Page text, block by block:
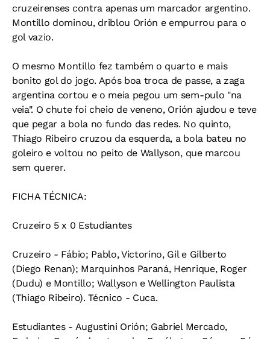
cruzeirenses contra apenas um marcador argentino.
Montillo dominou, driblou Orión e empurrou para o
gol vazio.
O mesmo Montillo fez também o quarto e mais
bonito gol do jogo. Após boa troca de passe, a zaga
argentina cortou e o meia pegou um sem-pulo "na
veia". O chute foi cheio de veneno, Orión ajudou e teve
que pegar a bola no fundo das redes. No quinto,
Thiago Ribeiro cruzou da esquerda, a bola bateu no
goleiro e voltou no peito de Wallyson, que marcou
sem querer.
FICHA TÉCNICA:
Cruzeiro 5 x 0 Estudiantes
Cruzeiro - Fábio; Pablo, Victorino, Gil e Gilberto
(Diego Renan); Marquinhos Paraná, Henrique, Roger
(Dudu) e Montillo; Wallyson e Wellington Paulista
(Thiago Ribeiro). Técnico - Cuca.
Estudiantes - Augustini Orión; Gabriel Mercado,